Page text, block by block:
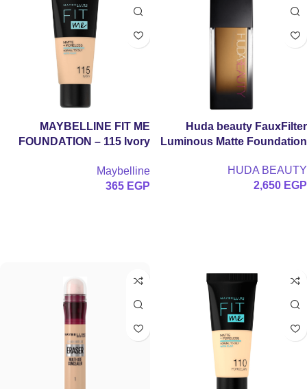
Huda beauty FauxFilter
Luminous Matte Foundation
HUDA BEAUTY
2,650 EGP
MAYBELLINE FIT ME
FOUNDATION – 115 Ivory
مل
Maybelline
365 EGP